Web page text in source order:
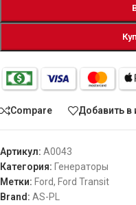
Compare Добавить в
Артикул: A0043
Категория: Генераторы
Метки: Ford, Ford Transit
Brand: AS-PL